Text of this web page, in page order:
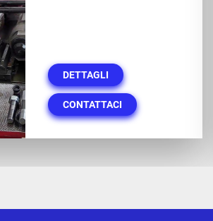
DETTAGLI
CONTATTACI